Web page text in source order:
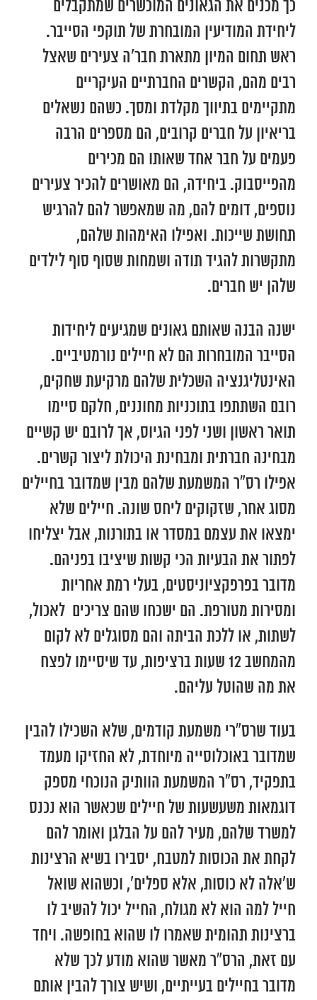
כך מכנים את הגאונים המוכשרים שמתקבלים
ליחידת המודיעין המובחרת של תוקפי הסייבר.
ראש תחום המיון מתארת חבר’ה צעירים שאצל
רבים מהם, הקשרים החברתיים העיקריים
מתקיימים בתיווך מקלדת ומסך. כשהם נשאלים
בריאיון על חברים קרובים, הם מספרים הרבה
פעמים על חבר אחד שאותו הם מכירים
מהפייסבוק. ביחידה, הם מאושרים להכיר צעירים
נוספים, דומים להם, מה שמאפשר להם להרגיש
תחושת שייכות. ואפילו האימהות שלהם,
מתקשרות להגיד תודה ושמחות שסוף סוף לילדים
שלהן יש חברים.
ישנה הבנה שאותם גאונים שמגיעים ליחידות
הסייבר המובחרות הם לא חיילים נורמטיביים.
האינטליגנציה השכלית שלהם מרקיעת שחקים,
רובם השתתפו בתוכניות מחוננים, חלקם סיימו
תואר ראשון ושני לפני הגיוס, אך לרובם יש קשיים
מבחינה חברתית ומבחינת היכולת ליצור קשרים.
אפילו רס”ר המשמעת שלהם מבין שמדובר בחיילים
מסוג אחר, שזקוקים ליחס שונה. חיילים שלא
ימצאו את עצמם במסדר או בתורנות, אבל יצליחו
לפתור את הבעיות הכי קשות שיציבו בפניהם.
מדובר בפרפקציוניסטים, בעלי רמת אחריות
ומסירות מטורפת. הם ישכחו שהם צריכים לאכול,
לשתות, או ללכת הביתה והם מסוגלים לא לקום
מהמחשב 12 שעות ברציפות, עד שיסיימו לפצח
את מה שהוטל עליהם.
בעוד שרס”רי משמעת קודמים, שלא השכילו להבין
שמדובר באוכלוסייה מיוחדת, לא החזיקו מעמד
בתפקיד, רס”ר המשמעת הוותיק הנוכחי מספק
דוגמאות משעשעות של חיילים שכאשר הוא נכנס
למשרד שלהם, מעיר להם על הבלגן ואומר להם
לקחת את הכוסות למטבח, יסבירו בשיא הרצינות
ש’אלה לא כוסות, אלא ספלים’, וכשהוא שואל
חייל למה הוא לא מגולח, החייל יכול להשיב לו
ברצינות תהומית שאמרו לו שהוא בחופשה. ויחד
עם זאת, הרס”ר מאשר שהוא מודע לכך שלא
מדובר בחיילים בעייתיים, ושיש צורך להבין אותם